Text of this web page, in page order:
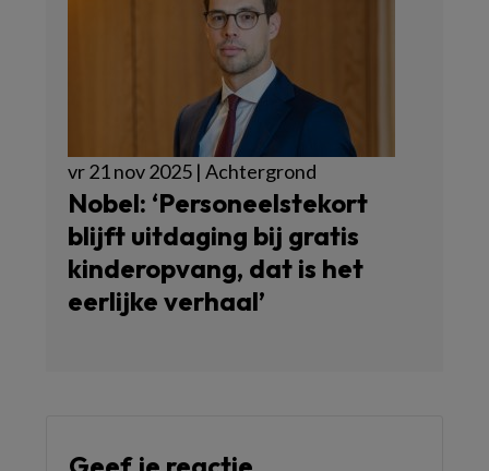
vr 21 nov 2025 | Achtergrond
Nobel: ‘Personeelstekort
blijft uitdaging bij gratis
kinderopvang, dat is het
eerlijke verhaal’